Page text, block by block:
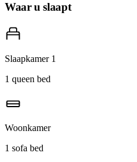
Waar u slaapt
Slaapkamer 1
1 queen bed
Woonkamer
1 sofa bed